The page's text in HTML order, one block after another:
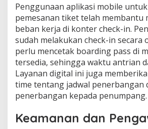
Penggunaan aplikasi mobile
pemesanan tiket telah membantu
beban kerja di konter check-in.
sudah melakukan check-in secara
perlu mencetak boarding pass di
tersedia, sehingga waktu antrian
Layanan digital ini juga
time tentang jadwal penerbangan
penerbangan kepada penumpang.
Keamanan dan